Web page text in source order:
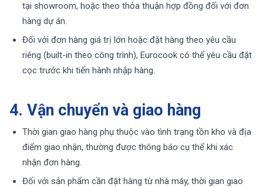
tại showroom, hoặc theo thỏa thuận hợp đồng đối với đơn
hàng dự án.
Đối với đơn hàng giá trị lớn hoặc đặt hàng theo yêu cầu
riêng (built-in theo công trình), Eurocook có thể yêu cầu đặt
cọc trước khi tiến hành nhập hàng.
4. Vận chuyển và giao hàng
Thời gian giao hàng phụ thuộc vào tình trạng tồn kho và địa
điểm giao nhận, thường được thông báo cụ thể khi xác
nhận đơn hàng.
Đối với sản phẩm cần đặt hàng từ nhà máy, thời gian giao